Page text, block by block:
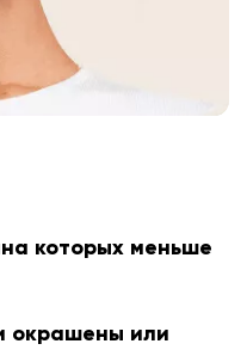
которых меньше
окрашены или